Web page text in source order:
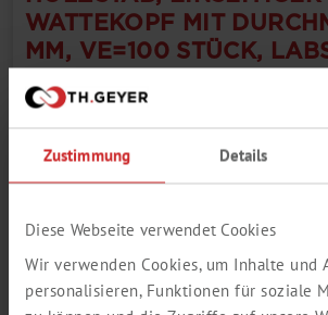
Zustimmung Details
Diese Webseite verwendet Cookies
Wir verwenden Cookies, um Inhalte und
personalisieren, Funktionen für soziale
WATTEKOPF MIT
MM, VE=100 STÜCK,
LABSOLUTE®